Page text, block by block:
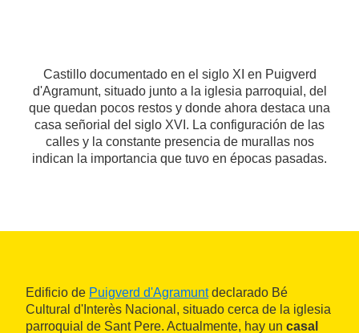
Castillo documentado en el siglo XI en Puigverd
d'Agramunt, situado junto a la iglesia parroquial, del
que quedan pocos restos y donde ahora destaca una
casa señorial del siglo XVI. La configuración de las
calles y la constante presencia de murallas nos
indican la importancia que tuvo en épocas pasadas.
Edificio de Puigverd d'Agramuntdeclarado Bé
Cultural d'Interès Nacional, situado cerca de la iglesia
parroquial de Sant Pere. Actualmente, hay un casal